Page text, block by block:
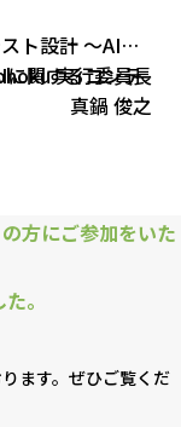
ト設計 〜AIは
関するコンテ
きたい」と考
ばかりの初学者
悩み、共にテス
迎え入れる。
ています。
『ハーネスエ
るQA活動の変
践事例紹介
実行委員長
真鍋 俊之
方にご参加をいた
。
ます。ぜひご覧くだ